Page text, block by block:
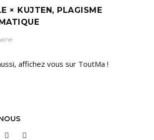
× KUJTEN, PLAGISME
affichez vous sur ToutMa !